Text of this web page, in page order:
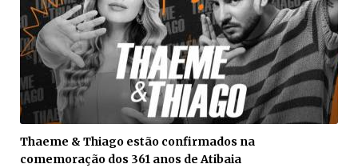
Thaeme & Thiago estão confirmados na
comemoração dos 361 anos de Atibaia